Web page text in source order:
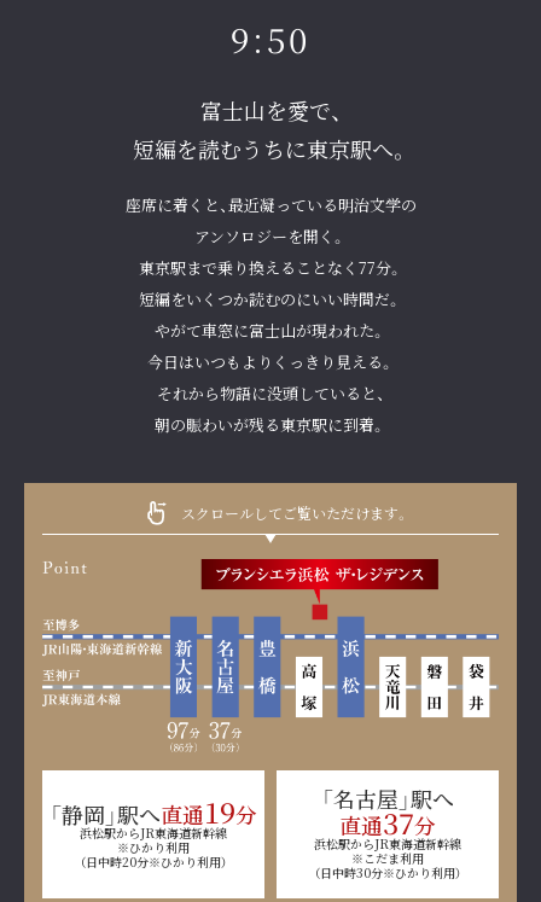
9:50
富士山を愛で、
短編を読むうちに東京駅へ。
座席に着くと、最近凝っている明治文学の
アンソロジーを開く。
東京駅まで乗り換えることなく77分。
短編をいくつか読むのにいい時間だ。
やがて車窓に富士山が現われた。
今日はいつもよりくっきり見える。
それから物語に没頭していると、
朝の賑わいが残る東京駅に到着。
スクロールしてご覧いただけます。
「静岡」駅へ直通19分
浜松駅からJR東海道新幹線
※ひかり利用
（日中時20分※ひかり利用）
「名古屋」駅へ
直通37分
浜松駅からJR東海道新幹線
※こだま利用
（日中時30分※ひかり利用）